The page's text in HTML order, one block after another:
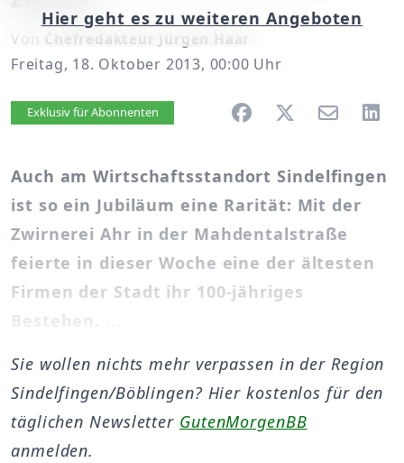
Von Chefredakteur Jürgen Haar
Freitag, 18. Oktober 2013, 00:00 Uhr
Artikel vorlesen
Exklusiv für Abonnenten
Auch am Wirtschaftsstandort Sindelfingen
ist so ein Jubiläum eine Rarität: Mit der
Zwirnerei Ahr in der Mahdentalstraße
feierte in dieser Woche eine der ältesten
Firmen der Stadt ihr 100-jähriges
Bestehen.
Hier geht es zu weiteren Angeboten
Sie wollen nichts mehr verpassen in der Region
Sindelfingen/Böblingen? Hier kostenlos für den
täglichen Newsletter GutenMorgenBB
anmelden.